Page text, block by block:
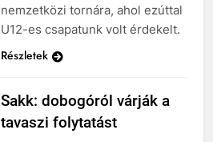
nemzetközi tornára, ahol ezúttal
U12-es csapatunk volt érdekelt.
Részletek
Sakk: dobogóról várják a
tavaszi folytatást